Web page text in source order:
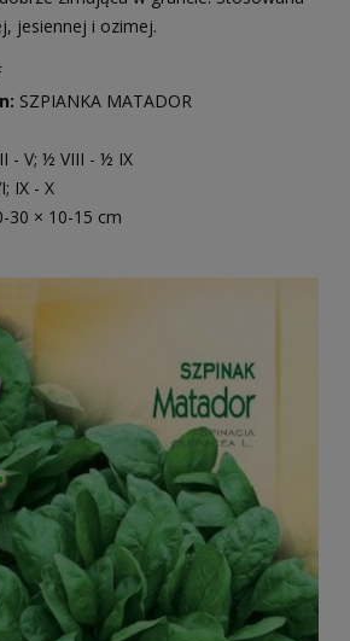
jesiennej i ozimej.
SZPIANKA MATADOR
- V; ½ VIII - ½ IX
IX - X
30 × 10-15 cm